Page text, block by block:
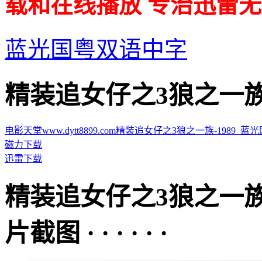
蓝光国粤双语中字
精装追女仔之3狼之一
电影天堂www.dytt8899.com精装追女仔之3狼之一族-1989_蓝
磁力下载
迅雷下载
精装追女仔之3狼之一
片截图 · · · · · ·